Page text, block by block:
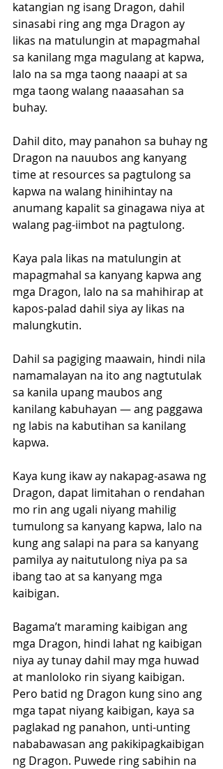
katangian ng isang Dragon, dahil
sinasabi ring ang mga Dragon ay
likas na matulungin at mapagmahal
sa kanilang mga magulang at kapwa,
lalo na sa mga taong naaapi at sa
mga taong walang naaasahan sa
buhay.
Dahil dito, may panahon sa buhay ng
Dragon na nauubos ang kanyang
time at resources sa pagtulong sa
kapwa na walang hinihintay na
anumang kapalit sa ginagawa niya at
walang pag-iimbot na pagtulong.
Kaya pala likas na matulungin at
mapagmahal sa kanyang kapwa ang
mga Dragon, lalo na sa mahihirap at
kapos-palad dahil siya ay likas na
malungkutin.
Dahil sa pagiging maawain, hindi nila
namamalayan na ito ang nagtutulak
sa kanila upang maubos ang
kanilang kabuhayan — ang paggawa
ng labis na kabutihan sa kanilang
kapwa.
Kaya kung ikaw ay nakapag-asawa ng
Dragon, dapat limitahan o rendahan
mo rin ang ugali niyang mahilig
tumulong sa kanyang kapwa, lalo na
kung ang salapi na para sa kanyang
pamilya ay naitutulong niya pa sa
ibang tao at sa kanyang mga
kaibigan.
Bagama’t maraming kaibigan ang
mga Dragon, hindi lahat ng kaibigan
niya ay tunay dahil may mga huwad
at manloloko rin siyang kaibigan.
Pero batid ng Dragon kung sino ang
mga tapat niyang kaibigan, kaya sa
paglakad ng panahon, unti-unting
nababawasan ang pakikipagkaibigan
ng Dragon. Puwede ring sabihin na